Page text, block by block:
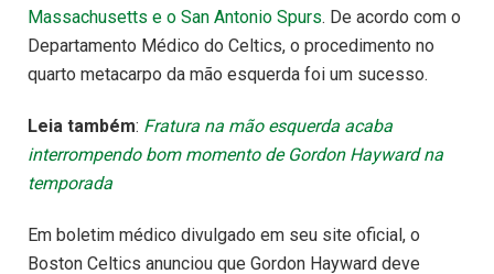
Massachusetts e o San Antonio Spurs. De acordo com o
Departamento Médico do Celtics, o procedimento no
quarto metacarpo da mão esquerda foi um sucesso.
Leia também: Fratura na mão esquerda acaba
interrompendo bom momento de Gordon Hayward na
temporada
Em boletim médico divulgado em seu site oficial, o
Boston Celtics anunciou que Gordon Hayward deve